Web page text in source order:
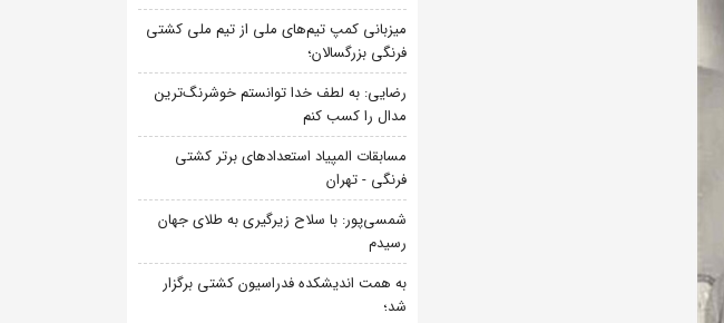
میزبانی کمپ تیم‌های ملی از تیم ملی کشتی
فرنگی بزرگسالان؛
رضایی: به لطف خدا توانستم خوشرنگ‌ترین
مدال را کسب کنم
مسابقات المپیاد استعدادهای برتر کشتی
فرنگی - تهران
شمسی‌پور: با سلاح زیرگیری به طلای جهان
رسیدم
به همت اندیشکده فدراسیون کشتی برگزار
شد؛